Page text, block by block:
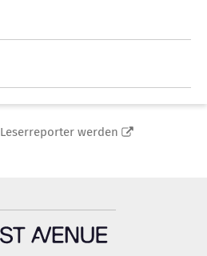
Leserreporter werden